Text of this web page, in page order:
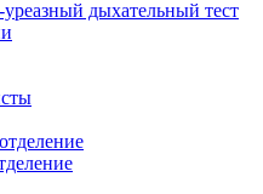
дыхательный тест